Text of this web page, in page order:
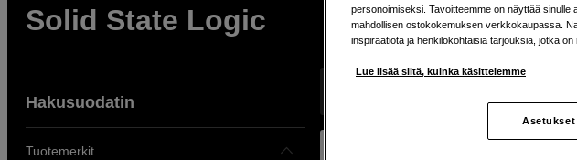
Solid State Logic
Hakusuodatin
Tuotemerkit
personoimiseksi. Tavoitteemme on näyttää sinulle
mahdollisen ostokokemuksen verkkokaupassa.
inspiraatiota ja henkilökohtaisia tarjouksia, jotka
Lue lisää siitä, kuinka käsittelemme
Asetukset